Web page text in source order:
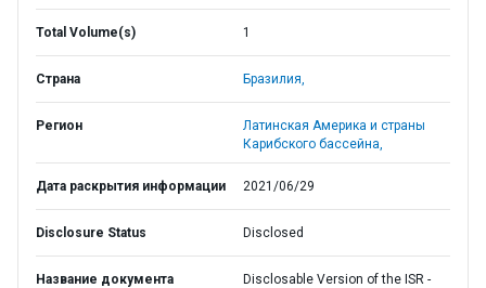
Total Volume(s) 1
Страна Бразилия,
Регион
Латинская Америка и страны
Карибского бассейна,
Дата раскрытия информации 2021/06/29
Disclosure Status Disclosed
Название документа
Disclosable Version of the ISR -